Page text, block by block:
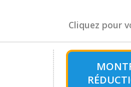
Cliquez pour